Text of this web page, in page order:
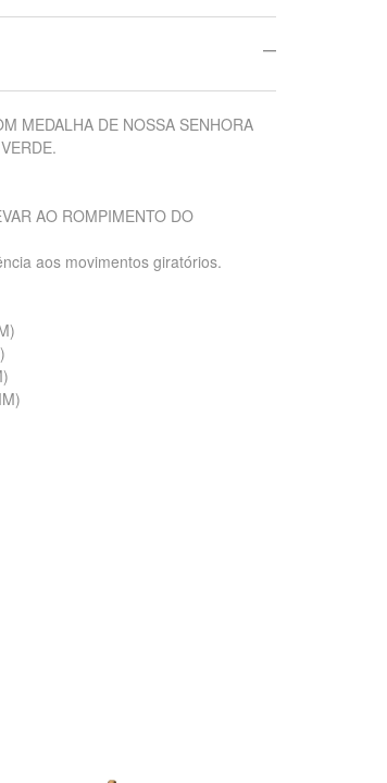
MEDALHA DE NOSSA SENHORA
AO ROMPIMENTO DO
aos movimentos giratórios.